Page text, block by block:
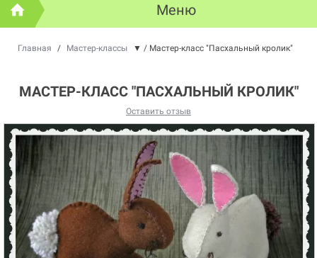
Меню
Главная / Мастер-классы ▼ / Мастер-класс "Пасхальный кролик"
МАСТЕР-КЛАСС "ПАСХАЛЬНЫЙ КРОЛИК"
Оставить отзыв